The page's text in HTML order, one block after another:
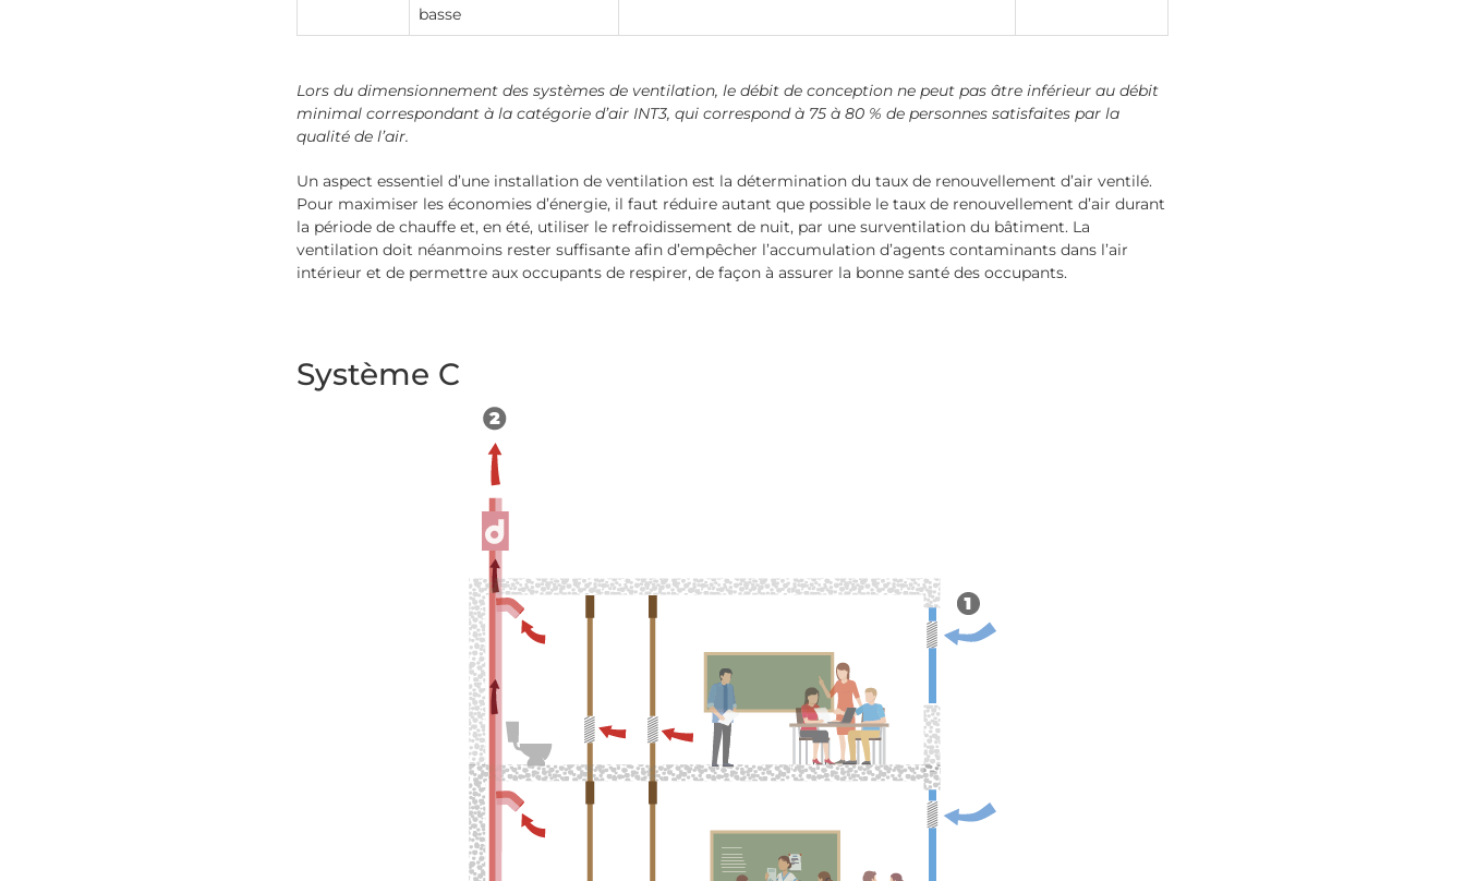
basse
Lors du dimensionnement des systèmes de ventilation, le débit de conception ne peut pas âtre inférieur au débit
minimal correspondant à la catégorie d’air INT3, qui correspond à 75 à 80 % de personnes satisfaites par la
qualité de l’air.
Un aspect essentiel d’une installation de ventilation est la détermination du taux de renouvellement d’air ventilé.
Pour maximiser les économies d’énergie, il faut réduire autant que possible le taux de renouvellement d’air durant
la période de chauffe et, en été, utiliser le refroidissement de nuit, par une surventilation du bâtiment. La
ventilation doit néanmoins rester suffisante afin d’empêcher l’accumulation d’agents contaminants dans l’air
intérieur et de permettre aux occupants de respirer, de façon à assurer la bonne santé des occupants.
Système C